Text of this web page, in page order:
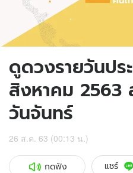
ดูดวงรายวันป
สิงหาคม 2563
วันจันทร์
26 ส.ค. 63 (00:13 น.)
กดฟัง แชร์